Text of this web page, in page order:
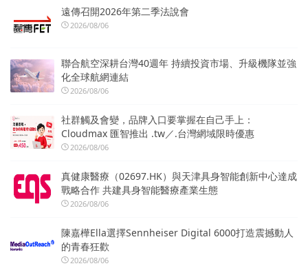
遠傳召開2026年第二季法說會
2026/08/06
聯合航空深耕台灣40週年 持續投資市場、升級機隊並強
化全球航網連結
2026/08/06
社群觸及會變，品牌入口要掌握在自己手上：
Cloudmax 匯智推出 .tw／.台灣網域限時優惠
2026/08/06
真健康醫療（02697.HK）與天津具身智能創新中心達成
戰略合作 共建具身智能醫療產業生態
2026/08/06
陳嘉樺Ella選擇Sennheiser Digital 6000打造震撼動人
的青春狂歡
2026/08/06